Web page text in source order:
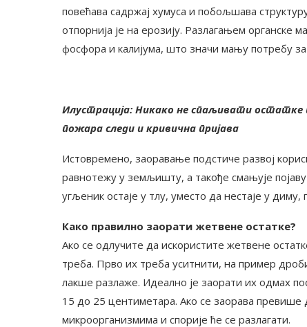
повећава садржај хумуса и побољшава
отпорнија је на ерозију. Разлагањем органске
фосфора и калијума, што значи мању потребу
Илустрација: Никако не спаљивати остатке
пожара следи и кривична пријава
Истовремено, заоравање подстиче развој
равнотежу у земљишту, а такође смањује
угљеник остаје у тлу, уместо да нестаје у
Како правилно заорати жетвене остатке?
Ако се одлучите да искористите жетвене
треба. Прво их треба уситнити, на пример
лакше разлаже. Идеално је заорати их одмах
15 до 25 центиметара. Ако се заорава превише
микроорганизмима и спорије ће се разлагати.